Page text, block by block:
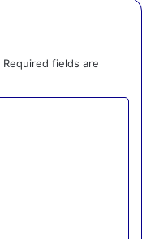
Required fields are